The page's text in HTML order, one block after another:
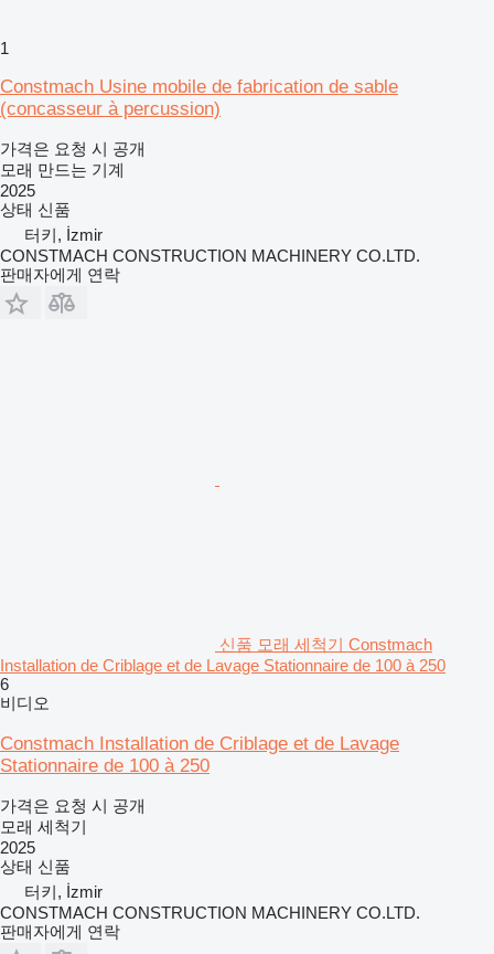
1
Constmach Usine mobile de fabrication de sable
(concasseur à percussion)
가격은 요청 시 공개
모래 만드는 기계
2025
상태 신품
터키, İzmir
CONSTMACH CONSTRUCTION MACHINERY CO.LTD.
판매자에게 연락
신품 모래 세척기 Constmach
Installation de Criblage et de Lavage Stationnaire de 100 à 250
6
비디오
Constmach Installation de Criblage et de Lavage
Stationnaire de 100 à 250
가격은 요청 시 공개
모래 세척기
2025
상태 신품
터키, İzmir
CONSTMACH CONSTRUCTION MACHINERY CO.LTD.
판매자에게 연락